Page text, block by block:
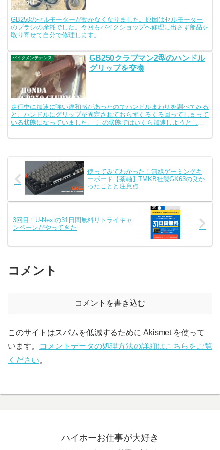
GB250のセルモーターが動かなくなりました。原因はセルモーター
のブラシの摩耗でした。今回もバイクショップへ修理に出さず部品を
取り寄せて自分で修理します。
バイクメンテナンス
GB250クラブマン2型のハンドル
グリップを交換
走行中に加速に強い違和感があったのでハンドルまわりを調べてみる
と、ハンドルにグリップが固定されておらずくるくる回ってしまって
いる状態になっていました。 この状態ではいくら加速しようとして
使ってみてわかった！無線ゲーミングキ
ーボード【茶軸】TMKB社製GK63の良か
ったことと注意点
3回目！U-Nextの31日間無料リトライキャ
ンペーンがやってきた
コメント
コメントを書き込む
このサイトはスパムを低減するために Akismet を使って
います。
コメントデータの処理方法の詳細はこちらをご覧
ください。
ハイホーお仕事が大好き